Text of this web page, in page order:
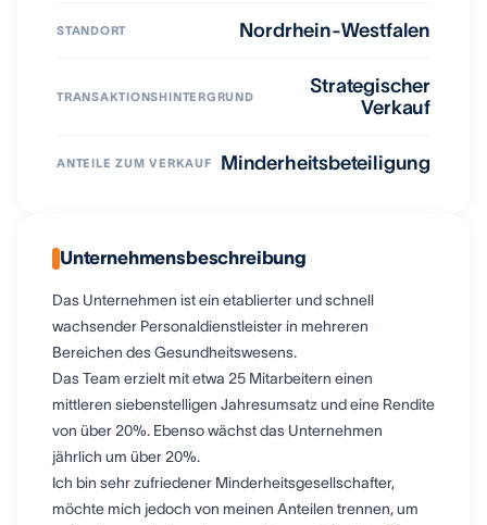
STANDORT Nordrhein-Westfalen
TRANSAKTIONSHINTERGRUND
Strategischer
Verkauf
ANTEILE ZUM VERKAUF Minderheitsbeteiligung
Unternehmensbeschreibung
Das Unternehmen ist ein etablierter und schnell
wachsender Personaldienstleister in mehreren
Bereichen des Gesundheitswesens.
Das Team erzielt mit etwa 25 Mitarbeitern einen
mittleren siebenstelligen Jahresumsatz und eine Rendite
von über 20%. Ebenso wächst das Unternehmen
jährlich um über 20%.
Ich bin sehr zufriedener Minderheitsgesellschafter,
möchte mich jedoch von meinen Anteilen trennen, um